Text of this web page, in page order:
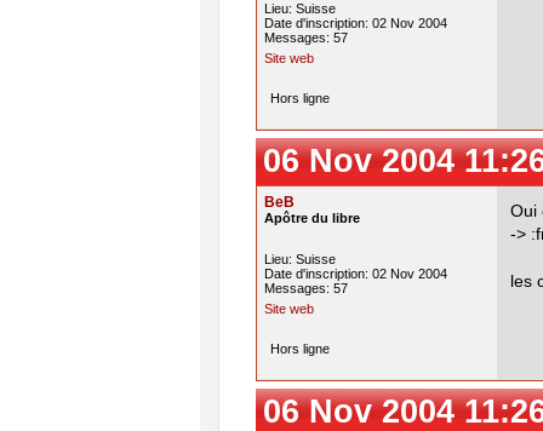
Lieu: Suisse
Date d'inscription: 02 Nov 2004
Messages: 57
Site web
Hors ligne
06 Nov 2004
BeB
Apôtre du libre
Lieu: Suisse
Date d'inscription: 02 Nov 2004
Messages: 57
Site web
Oui
->
les
Hors ligne
06 Nov 2004